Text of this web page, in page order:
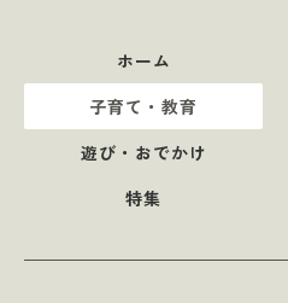
ホーム
子育て・教育
遊び・おでかけ
特集